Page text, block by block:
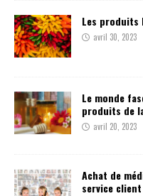
Les produits
avril 30, 2023
Le monde
produits de
avril 20, 2023
Achat de
service